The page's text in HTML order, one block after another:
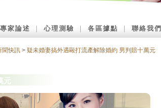
專家論述 ｜心理測驗 各區據點 聯絡我們
聞快訊 > 疑未婚妻搞外遇毆打流產解除婚約 男判賠十萬元
元